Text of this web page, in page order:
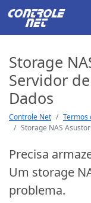
Storage
Servidor
Dados
Controle Net
Termos
Storage NAS
Precisa
Um storage
problema.